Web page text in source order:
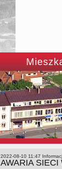
2022-08-10 11:47
AWARIA